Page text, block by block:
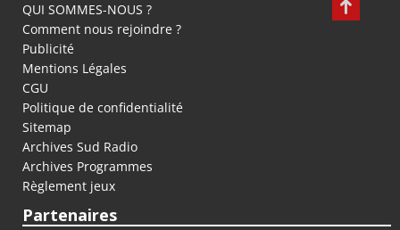
QUI SOMMES-NOUS ?
Comment nous rejoindre ?
Publicité
Mentions Légales
CGU
Politique de confidentialité
Sitemap
Archives Sud Radio
Archives Programmes
Règlement jeux
Partenaires